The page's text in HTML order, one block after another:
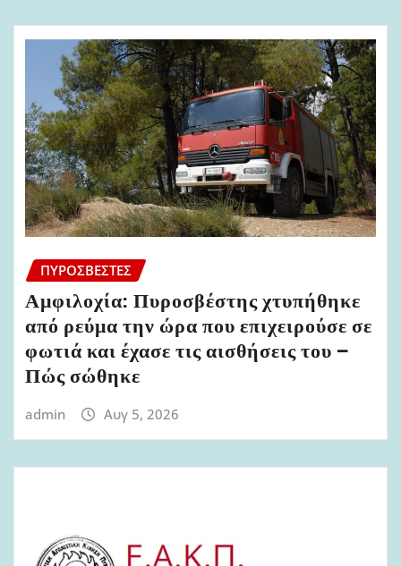
ΠΥΡΟΣΒΈΣΤΕΣ
Αμφιλοχία: Πυροσβέστης χτυπήθηκε
από ρεύμα την ώρα που επιχειρούσε σε
φωτιά και έχασε τις αισθήσεις του –
Πώς σώθηκε
admin Αυγ 5, 2026